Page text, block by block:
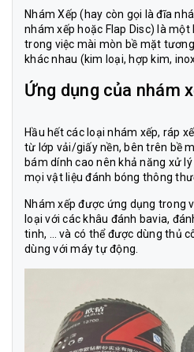
Nhám Xếp (hay còn gọi là đĩa
nhám xếp hoặc Flap Disc) là
trong việc mài mòn bề mặt
khác nhau (kim loại, hợp kim,
Ứng dụng của nhám
Hầu hết các loại nhám xếp, ráp
từ lớp vải/giấy nền, bên trên bề
bám dính cao nên khả năng xử
mọi vật liệu đánh bóng thông
Nhám xếp được ứng dụng trong
loại với các khâu đánh bavia,
tinh, … và có thể được dùng thủ
dùng với máy tự động.